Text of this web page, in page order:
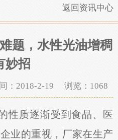
返回资讯中心
题，水性光油增稠
妙招
：2018-2-19 浏览： 1068
性质逐渐受到食品、医
业的重视，厂家在生产